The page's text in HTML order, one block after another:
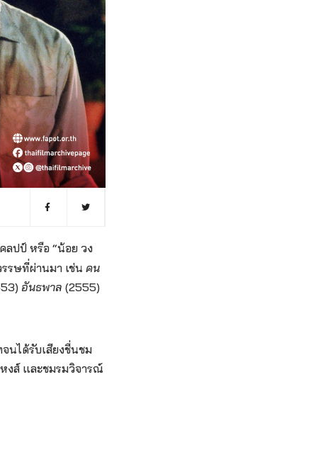
ลปป์ หรือ “น้อย วง
รษที่ผ่านมา เช่น คน
อันธพาล (2555)
นได้รับเสียงชื่นชม
งส์ และชมรมวิจารณ์